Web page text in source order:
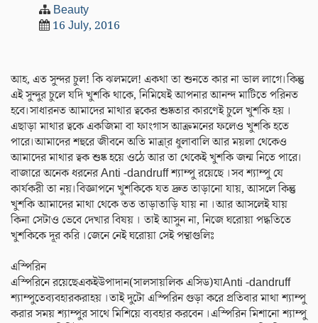
Beauty
16 July, 2016
আহ, এত সুন্দর চুল! কি ঝলমলে! একথা তা শুনতে কার না ভাল লাগে।কিন্তু
এই সুন্দুর চুলে যদি খুশকি থাকে, নিমিষেই আপনার আনন্দ মাটিতে পরিনত
হবে।সাধারনত আমাদের মাথার ত্বকের শুষ্কতার কারণেই চুলে খুশকি হয় ।
এছাড়া মাথার ত্বকে একজিমা বা ফাংগাস আক্রমনের ফলেও খুশকি হতে
পারে।আমাদের শহুরে জীবনে অতি মাত্রা্র ধুলাবালি আর ময়লা থেকেও
আমাদের মাথার ত্বক শুষ্ক হয়ে ওঠে আর তা থেকেই খুশকি জন্ম নিতে পারে।
বাজারে অনেক ধরনের Anti -dandruff শ্যাম্পু রয়েছে ।সব শ্যাম্পু যে
কার্যকরী তা নয়।বিজ্ঞাপনে খুশকিকে যত দ্রুত তাড়ানো যায়, আসলে কিন্তু
খুশকি আমাদের মাথা থেকে তত তাড়াতাড়ি যায় না ।আর আসলেই যায়
কিনা সেটাও ভেবে দেখার বিষয় । তাই আসুন না, নিজে ঘরোয়া পদ্ধতিতে
খুশকিকে দূর করি ।জেনে নেই ঘরোয়া সেই পন্থাগুলিঃ
এস্পিরিন
এস্পিরিনে রয়েছেএকইউপাদান(সালসায়লিক এসিড)যাAnti -dandruff
শ্যাম্পুতেব্যবহারকরাহয় ।তাই দুটো এস্পিরিন গুড়া করে প্রতিবার মাথা শ্যাম্পু
করার সময় শ্যাম্পুর সাথে মিশিয়ে ব্যবহার করবেন ।এস্পিরিন মিশানো শ্যাম্পু